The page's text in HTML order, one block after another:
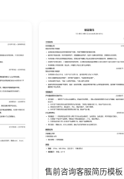
售前咨询客服简历模板